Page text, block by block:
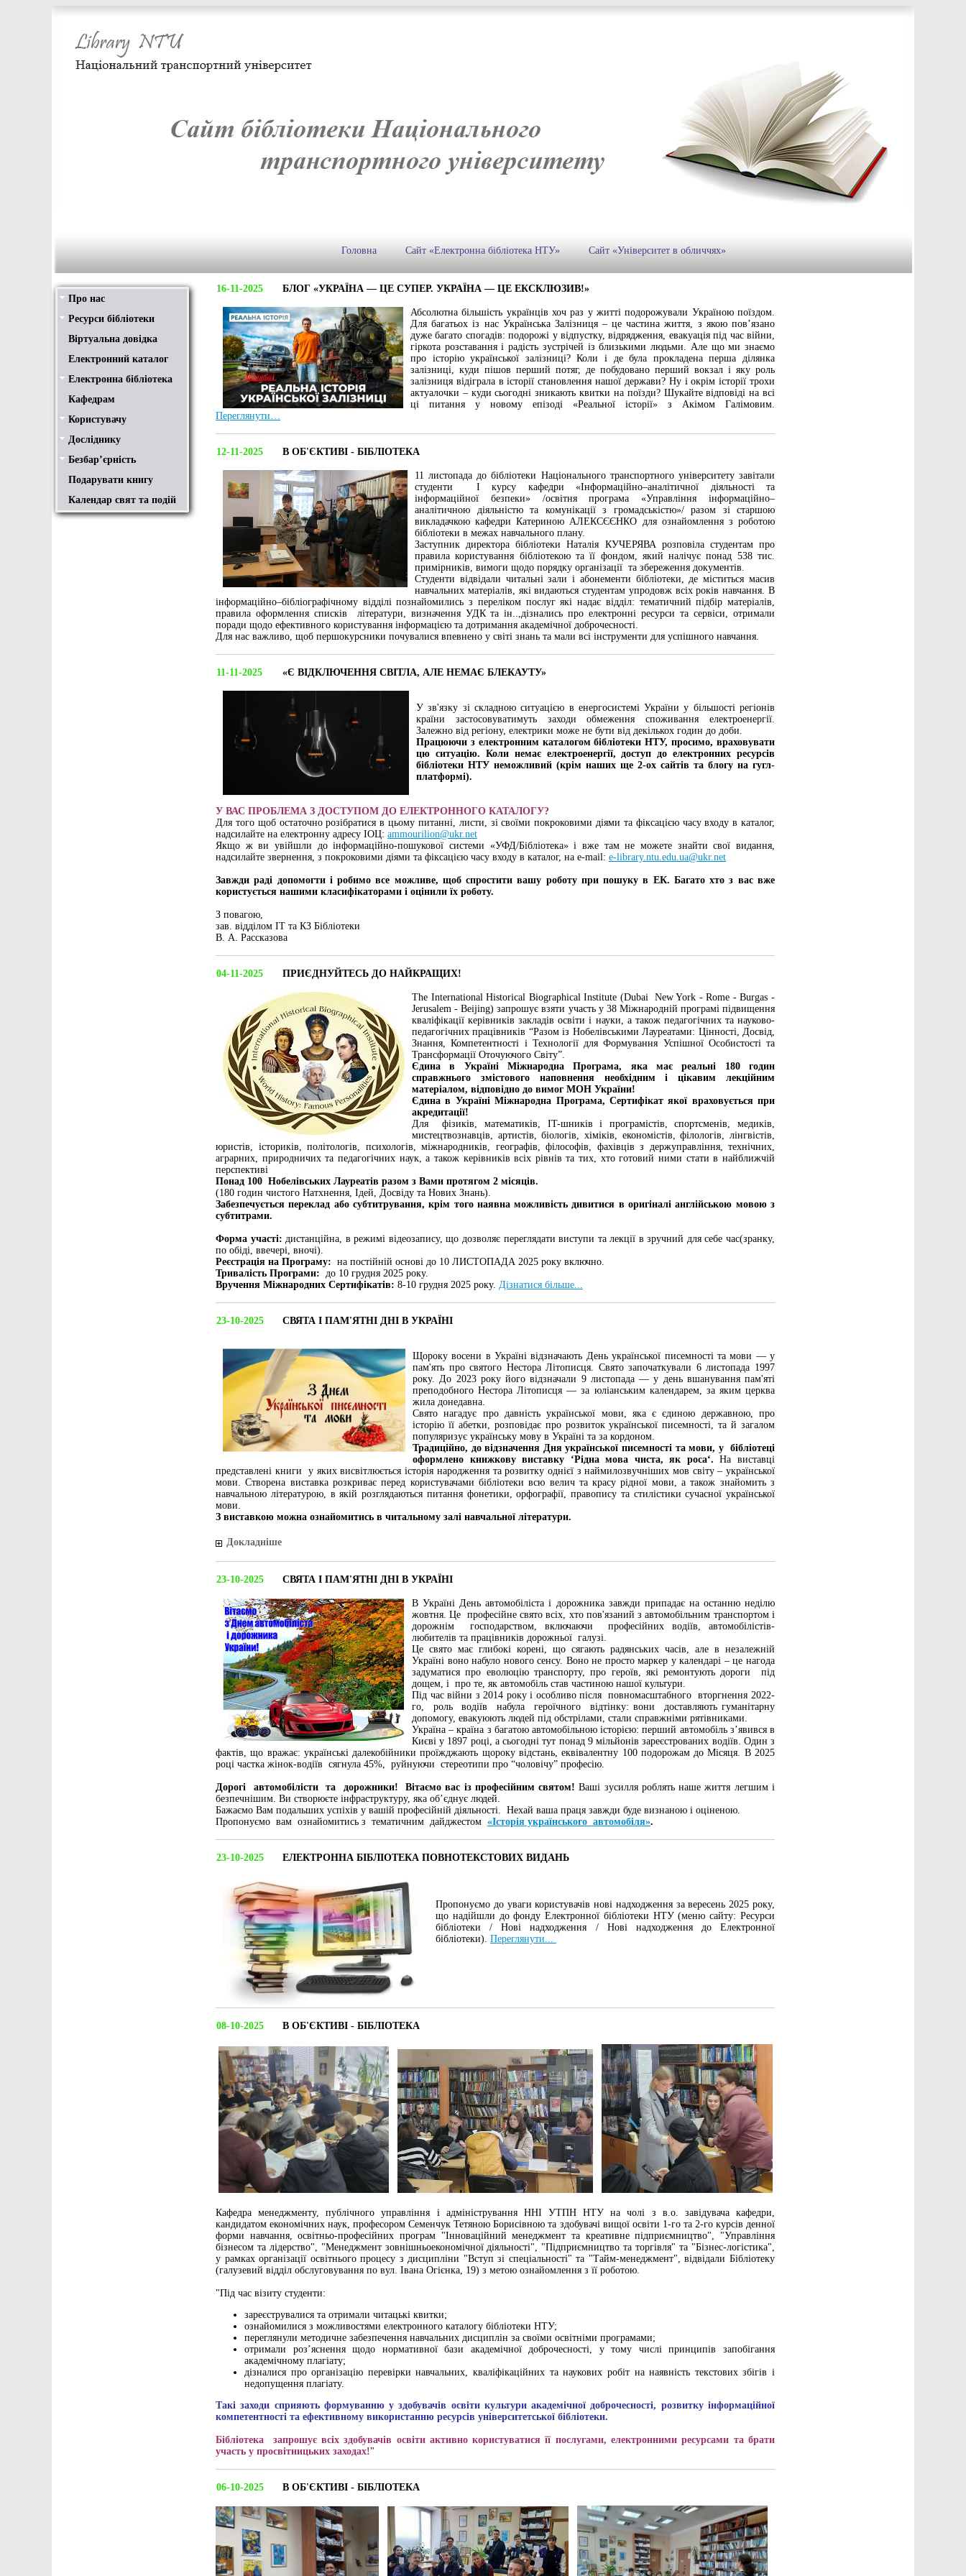
Головна Сайт «Електронна бібліотека НТУ» Сайт «Університет в обличчях»
Про нас
Структура
Послуги
Графік роботи
Сторінки історії
Фотогалерея
Ресурси бібліотеки
Передплачені видання
Нові надходження
Видання бібліотеки
Віртуальні виставки
Віртуальна довідка
Електронний каталог
Електронна бібліотека
Положення
Доступ
Авторам
Пошук у ЕК. Інструкція
Кафедрам
Користувачу
Правила користування
Про обхідний лист
Медіатека "NMCBOOK"
Підручники онлайн
Путівник бібліотеками
Переходь на українську
Вивчаємо іноземну мову
Опис документів
Конференції НТУ
Досліднику
Законодавча база
Academic integrity
Плагіат
Локальний доступ
Ресурси вільного доступу
Наукова періодика
Бібліографічні менеджери
Безбар’єрність
Безбар’єрність це…
Путівник веб-ресурсами
Подарувати книгу
Календар свят та подій
16-11-2025 БЛОГ «УКРАЇНА — ЦЕ СУПЕР. УКРАЇНА — ЦЕ ЕКСКЛЮЗИВ!»
Абсолютна більшість українців хоч раз у житті подорожували Україною поїздом.
Для багатьох із нас Українська Залізниця – це частина життя, з якою пов’язано
дуже багато спогадів: подорожі у відпустку, відрядження, евакуація під час війни,
гіркота розставання і радість зустрічей із близькими людьми. Але що ми знаємо
про історію української залізниці? Коли і де була прокладена перша ділянка
залізниці, куди пішов перший потяг, де побудовано перший вокзал і яку роль
залізниця відіграла в історії становлення нашої держави? Ну і окрім історії трохи
актуалочки – куди сьогодні зникають квитки на поїзди? Шукайте відповіді на всі
ці питання у новому епізоді «Реальної історії» з Акімом Галімовим.
Переглянути…
12-11-2025 В ОБ'ЄКТИВІ - БІБЛІОТЕКА
11 листопада до бібліотеки Національного транспортного університету завітали
студенти І курсу кафедри «Інформаційно–аналітичної діяльності та
інформаційної безпеки» /освітня програма «Управління інформаційно–
аналітичною діяльністю та комунікації з громадськістю»/ разом зі старшою
викладачкою кафедри Катериною АЛЕКСЄЄНКО для ознайомлення з роботою
бібліотеки в межах навчального плану.
Заступник директора бібліотеки Наталія КУЧЕРЯВА розповіла студентам про
правила користування бібліотекою та її фондом, який налічує понад 538 тис.
примірників, вимоги щодо порядку організації та збереження документів.
Студенти відвідали читальні зали і абонементи бібліотеки, де міститься масив
навчальних матеріалів, які видаються студентам упродовж всіх років навчання. В
інформаційно–бібліографічному відділі познайомились з переліком послуг які надає відділ: тематичний підбір матеріалів,
правила оформлення списків літератури, визначення УДК та ін..,дізнались про електронні ресурси та сервіси, отримали
поради щодо ефективного користування інформацією та дотримання академічної доброчесності.
Для нас важливо, щоб першокурсники почувалися впевнено у світі знань та мали всі інструменти для успішного навчання.
11-11-2025 «Є ВІДКЛЮЧЕННЯ СВІТЛА, АЛЕ НЕМАЄ БЛЕКАУТУ»
У зв'язку зі складною ситуацією в енергосистемі України у більшості регіонів
країни застосовуватимуть заходи обмеження споживання електроенергії.
Залежно від регіону, електрики може не бути від декількох годин до доби.
Працюючи з електронним каталогом бібліотеки НТУ, просимо, враховувати
цю ситуацію. Коли немає електроенергії, доступ до електронних ресурсів
бібліотеки НТУ неможливий (крім наших ще 2-ох сайтів та блогу на гугл-
платформі).
У ВАС ПРОБЛЕМА З ДОСТУПОМ ДО ЕЛЕКТРОННОГО КАТАЛОГУ?
Для того щоб остаточно розібратися в цьому питанні, листи, зі своїми покроковими діями та фіксацією часу входу в каталог,
надсилайте на електронну адресу ІОЦ: ammourilion@ukr.net
Якщо ж ви увійшли до інформаційно-пошукової системи «УФД/Бібліотека» і вже там не можете знайти свої видання,
надсилайте звернення, з покроковими діями та фіксацією часу входу в каталог, на е-mail: e-library.ntu.edu.ua@ukr.net
Завжди раді допомогти і робимо все можливе, щоб спростити вашу роботу при пошуку в ЕК. Багато хто з вас вже
користується нашими класифікаторами і оцінили їх роботу.
З повагою,
зав. відділом ІТ та КЗ Бібліотеки
В. А. Рассказова
04-11-2025 ПРИЄДНУЙТЕСЬ ДО НАЙКРАЩИХ!
The International Historical Biographical Institute (Dubai ­ New York - Rome - Burgas -
Jerusalem - Beijing) запрошує взяти участь у 38 Міжнародній програмі підвищення
кваліфікації керівників закладів освіти і науки, а також педагогічних та науково-
педагогічних працівників “Разом із Нобелівськими Лауреатами: Цінності, Досвід,
Знання, Компетентності і Технології для Формування Успішної Особистості та
Трансформації Оточуючого Світу”.
Єдина в Україні Міжнародна Програма, яка має реальні 180 годин
справжнього змістового наповнення необхідним і цікавим лекційним
матеріалом, відповідно до вимог МОН України!
Єдина в Україні Міжнародна Програма, Сертифікат якої враховується при
акредитації!
Для фізиків, математиків, IT-шників і програмістів, спортсменів, медиків,
мистецтвознавців, артистів, біологів, хіміків, економістів, філологів, лінгвістів,
юристів, істориків, політологів, психологів, міжнародників, географів, філософів, фахівців з держуправління, технічних,
аграрних, природничих та педагогічних наук, а також керівників всіх рівнів та тих, хто готовий ними стати в найближчій
перспективі
Понад 100 Нобелівських Лауреатів разом з Вами протягом 2 місяців.
(180 годин чистого Натхнення, Ідей, Досвіду та Нових Знань).
Забезпечується переклад або субтитрування, крім того наявна можливість дивитися в оригіналі англійською мовою з
субтитрами.
Форма участі: дистанційна, в режимі відеозапису, що дозволяє переглядати виступи та лекції в зручний для себе час(зранку,
по обіді, ввечері, вночі).
Реєстрація на Програму: на постійній основі до 10 ЛИСТОПАДА 2025 року включно.
Тривалість Програми: до 10 грудня 2025 року.
Вручення Міжнародних Сертифікатів: 8-10 грудня 2025 року. Дізнатися більше...
23-10-2025 СВЯТА І ПАМ'ЯТНІ ДНІ В УКРАЇНІ
Щороку восени в Україні відзначають День української писемності та мови — у
пам'ять про святого Нестора Літописця. Свято започаткували 6 листопада 1997
року. До 2023 року його відзначали 9 листопада — у день вшанування пам'яті
преподобного Нестора Літописця — за юліанським календарем, за яким церква
жила донедавна.
Свято нагадує про давність української мови, яка є єдиною державною, про
історію її абетки, розповідає про розвиток української писемності, та й загалом
популяризує українську мову в Україні та за кордоном.
Традиційно, до відзначення Дня української писемності та мови, у бібліотеці
оформлено книжкову виставку ‘Рідна мова чиста, як роса‘. На виставці
представлені книги у яких висвітлюється історія народження та розвитку однієї з наймилозвучніших мов світу – української
мови. Створена виставка розкриває перед користувачами бібліотеки всю велич та красу рідної мови, а також знайомить з
навчальною літературою, в якій розглядаються питання фонетики, орфографії, правопису та стилістики сучасної української
мови.
З виставкою можна ознайомитись в читальному залі навчальної літератури.
Докладніше
23-10-2025 СВЯТА І ПАМ'ЯТНІ ДНІ В УКРАЇНІ
В Україні День автомобіліста і дорожника завжди припадає на останню неділю
жовтня. Це професійне свято всіх, хто пов'язаний з автомобільним транспортом і
дорожнім господарством, включаючи професійних водіїв, автомобілістів-
любителів та працівників дорожньої галузі.
Це свято має глибокі корені, що сягають радянських часів, але в незалежній
Україні воно набуло нового сенсу. Воно не просто маркер у календарі – це нагода
задуматися про еволюцію транспорту, про героїв, які ремонтують дороги під
дощем, і про те, як автомобіль став частиною нашої культури.
Під час війни з 2014 року і особливо після повномасштабного вторгнення 2022-
го, роль водіїв набула героїчного відтінку: вони доставляють гуманітарну
допомогу, евакуюють людей під обстрілами, стали справжніми рятівниками.
Україна – країна з багатою автомобільною історією: перший автомобіль з’явився в
Києві у 1897 році, а сьогодні тут понад 9 мільйонів зареєстрованих водіїв. Один з
фактів, що вражає: українські далекобійники проїжджають щороку відстань, еквівалентну 100 подорожам до Місяця. В 2025
році частка жінок-водіїв сягнула 45%, руйнуючи стереотипи про “чоловічу” професію.
Дорогі автомобілісти та дорожники! Вітаємо вас із професійним святом!Ваші зусилля роблять наше життя легшим і
безпечнішим. Ви створюєте інфраструктуру, яка об’єднує людей.
Бажаємо Вам подальших успіхів у вашій професійній діяльності. Нехай ваша праця завжди буде визнаною і оціненою.
Пропонуємо вам ознайомитись з тематичним дайджестом «Історія українського автомобіля».
23-10-2025 ЕЛЕКТРОННА БІБЛІОТЕКА ПОВНОТЕКСТОВИХ ВИДАНЬ
Пропонуємо до уваги користувачів нові надходження за вересень 2025 року,
що надійшли до фонду Електронної бібліотеки НТУ (меню сайту: Ресурси
бібліотеки / Нові надходження / Нові надходження до Електронної
бібліотеки). Переглянути...
08-10-2025 В ОБ'ЄКТИВІ - БІБЛІОТЕКА
Кафедра менеджменту, публічного управління і адміністрування ННІ УТПН НТУ на чолі з в.о. завідувача кафедри,
кандидатом економічних наук, професором Семенчук Тетяною Борисівною та здобувачі вищої освіти 1-го та 2-го курсів денної
форми навчання, освітньо-професійних програм "Інноваційний менеджмент та креативне підприємництво", "Управління
бізнесом та лідерство", "Менеджмент зовнішньоекономічної діяльності", "Підприємництво та торгівля" та "Бізнес-логістика",
у рамках організації освітнього процесу з дисципліни "Вступ зі спеціальності" та "Тайм-менеджмент", відвідали Бібліотеку
(галузевий відділ обслуговування по вул. Івана Огієнка, 19) з метою ознайомлення з її роботою.
"Під час візиту студенти:
зареєструвалися та отримали читацькі квитки;
ознайомилися з можливостями електронного каталогу бібліотеки НТУ;
переглянули методичне забезпечення навчальних дисциплін за своїми освітніми програмами;
отримали роз’яснення щодо нормативної бази академічної доброчесності, у тому числі принципів запобігання
академічному плагіату;
дізналися про організацію перевірки навчальних, кваліфікаційних та наукових робіт на наявність текстових збігів і
недопущення плагіату.
Такі заходи сприяють формуванню у здобувачів освіти культури академічної доброчесності, розвитку інформаційної
компетентності та ефективному використанню ресурсів університетської бібліотеки.
Бібліотека запрошує всіх здобувачів освіти активно користуватися її послугами, електронними ресурсами та брати
участь у просвітницьких заходах!"
06-10-2025 В ОБ'ЄКТИВІ - БІБЛІОТЕКА